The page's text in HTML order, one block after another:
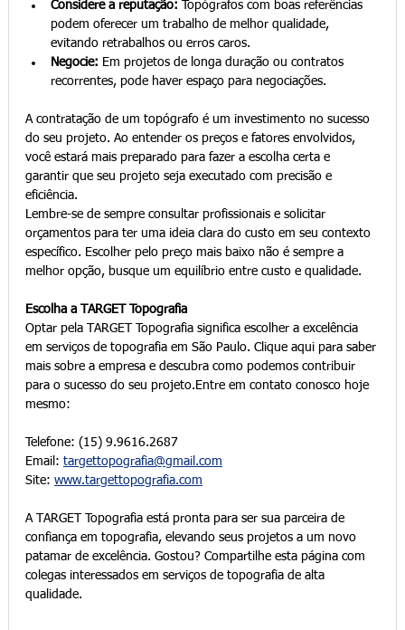
Considere a reputação: Topógrafos com boas referências
podem oferecer um trabalho de melhor qualidade,
evitando retrabalhos ou erros caros.
Negocie: Em projetos de longa duração ou contratos
recorrentes, pode haver espaço para negociações.
A contratação de um topógrafo é um investimento no sucesso
do seu projeto. Ao entender os preços e fatores envolvidos,
você estará mais preparado para fazer a escolha certa e
garantir que seu projeto seja executado com precisão e
eficiência.
Lembre-se de sempre consultar profissionais e solicitar
orçamentos para ter uma ideia clara do custo em seu contexto
específico. Escolher pelo preço mais baixo não é sempre a
melhor opção, busque um equilíbrio entre custo e qualidade.
Escolha a TARGET Topografia
Optar pela TARGET Topografia significa escolher a excelência
em serviços de topografia em São Paulo. Clique aqui para saber
mais sobre a empresa e descubra como podemos contribuir
para o sucesso do seu projeto.Entre em contato conosco hoje
mesmo:
Telefone: (15) 9.9616.2687
Email: targettopografia@gmail.com
Site: www.targettopografia.com
A TARGET Topografia está pronta para ser sua parceira de
confiança em topografia, elevando seus projetos a um novo
patamar de excelência. Gostou? Compartilhe esta página com
colegas interessados em serviços de topografia de alta
qualidade.